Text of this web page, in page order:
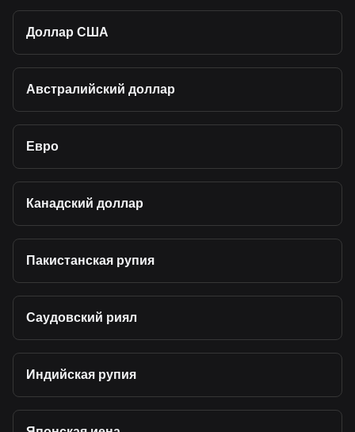
Доллар США
Австралийский доллар
Евро
Канадский доллар
Пакистанская рупия
Саудовский риял
Индийская рупия